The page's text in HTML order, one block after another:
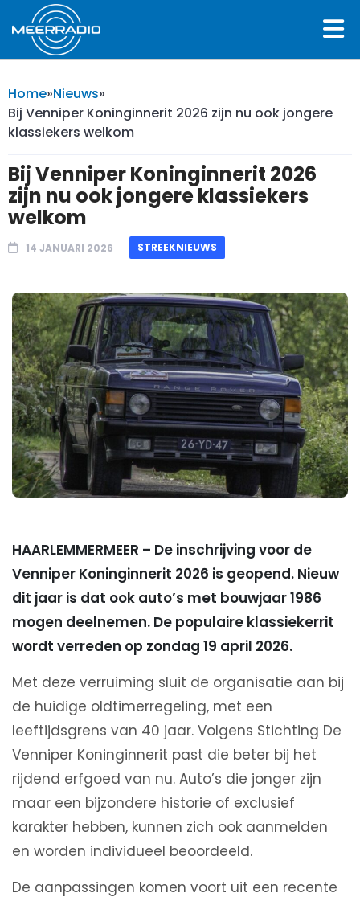
Home»Nieuws»
Bij Venniper Koninginnerit 2026 zijn nu ook jongere
klassiekers welkom
Bij Venniper Koninginnerit 2026
zijn nu ook jongere klassiekers
welkom
14 JANUARI 2026 STREEKNIEUWS
HAARLEMMERMEER – De inschrijving voor de
Venniper Koninginnerit 2026 is geopend. Nieuw
dit jaar is dat ook auto’s met bouwjaar 1986
mogen deelnemen. De populaire klassiekerrit
wordt verreden op zondag 19 april 2026.
Met deze verruiming sluit de organisatie aan bij
de huidige oldtimerregeling, met een
leeftijdsgrens van 40 jaar. Volgens Stichting De
Venniper Koninginnerit past die beter bij het
rijdend erfgoed van nu. Auto’s die jonger zijn
maar een bijzondere historie of exclusief
karakter hebben, kunnen zich ook aanmelden
en worden individueel beoordeeld.
De aanpassingen komen voort uit een recente